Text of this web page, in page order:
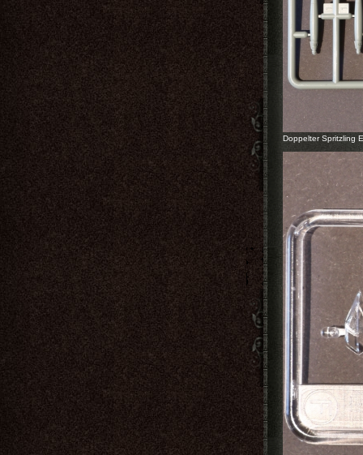
Doppelter Spritzling